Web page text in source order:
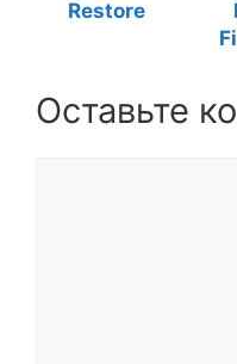
Restore
Оставьте